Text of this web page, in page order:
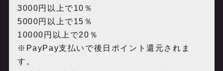
3000円以上で10％
5000円以上で15％
10000円以上で20％
※PayPay支払いで後日ポイント還元されま
す。